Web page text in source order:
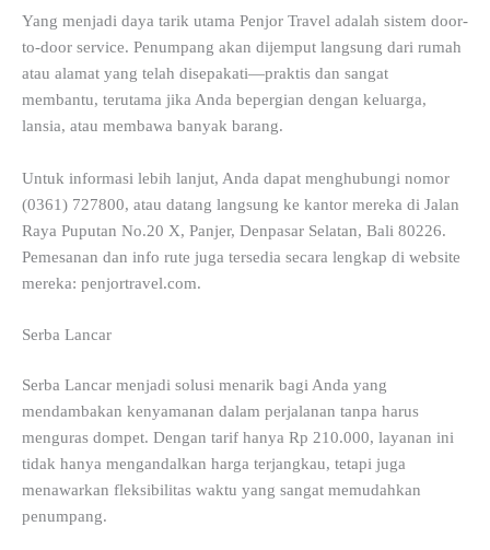
Yang menjadi daya tarik utama Penjor Travel adalah sistem door-
to-door service. Penumpang akan dijemput langsung dari rumah
atau alamat yang telah disepakati—praktis dan sangat
membantu, terutama jika Anda bepergian dengan keluarga,
lansia, atau membawa banyak barang.
Untuk informasi lebih lanjut, Anda dapat menghubungi nomor
(0361) 727800, atau datang langsung ke kantor mereka di Jalan
Raya Puputan No.20 X, Panjer, Denpasar Selatan, Bali 80226.
Pemesanan dan info rute juga tersedia secara lengkap di website
mereka: penjortravel.com.
Serba Lancar
Serba Lancar menjadi solusi menarik bagi Anda yang
mendambakan kenyamanan dalam perjalanan tanpa harus
menguras dompet. Dengan tarif hanya Rp 210.000, layanan ini
tidak hanya mengandalkan harga terjangkau, tetapi juga
menawarkan fleksibilitas waktu yang sangat memudahkan
penumpang.